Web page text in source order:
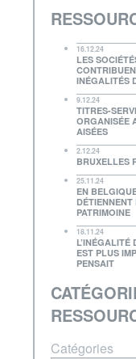
16.12.24
LES
INÉGALITÉS
9.12.24
TITRES-
ORGANISÉE
AISÉES
2.12.24
BRUXELLES
25.11.24
EN
PATRIMOINE
18.11.24
L’INÉGALITÉ
EST PLUS
PENSAIT
Catégories